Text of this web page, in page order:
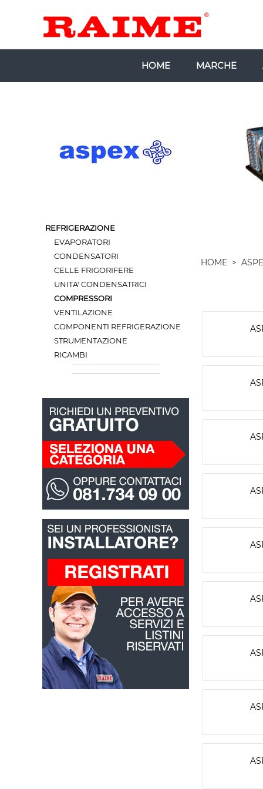
HOME MARCHE
REFRIGERAZIONE
EVAPORATORI
CONDENSATORI
CELLE FRIGORIFERE
UNITA' CONDENSATRICI
COMPRESSORI
VENTILAZIONE
COMPONENTI REFRIGERAZIONE
STRUMENTAZIONE
RICAMBI
HOME >